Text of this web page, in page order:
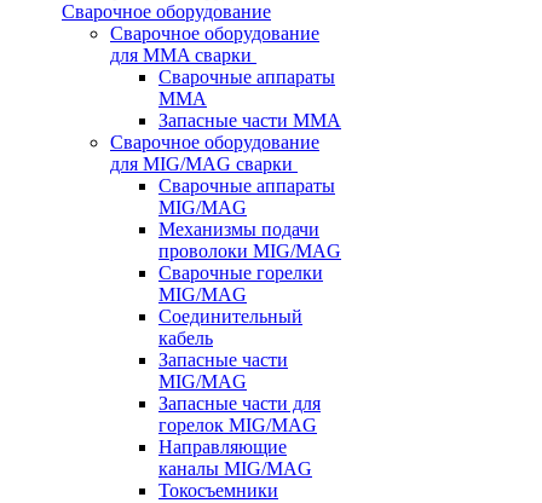
Сварочное оборудование
Сварочное оборудование
для MMA сварки
Сварочные аппараты
MMA
Запасные части MMA
Сварочное оборудование
для MIG/MAG сварки
Сварочные аппараты
MIG/MAG
Механизмы подачи
проволоки MIG/MAG
Сварочные горелки
MIG/MAG
Соединительный
кабель
Запасные части
MIG/MAG
Запасные части для
горелок MIG/MAG
Направляющие
каналы MIG/MAG
Токосъемники